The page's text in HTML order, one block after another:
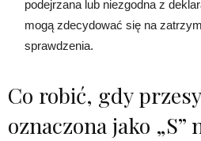
podejrzana lub niezgodna z
mogą zdecydować się na
sprawdzenia.
Co robić, gdy
oznaczona jako „S”